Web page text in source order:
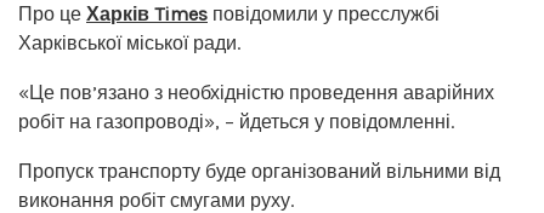
Про це Харків Times повідомили у пресслужбі
Харківської міської ради.
«Це пов’язано з необхідністю проведення аварійних
робіт на газопроводі», – йдеться у повідомленні.
Пропуск транспорту буде організований вільними від
виконання робіт смугами руху.